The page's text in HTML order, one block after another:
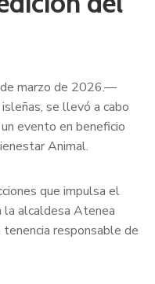
de marzo de 2026.—
se llevó a cabo
evento en beneficio
Animal.
que impulsa el
la alcaldesa Atenea
responsable de